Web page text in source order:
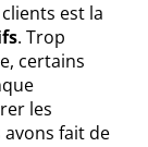
est la
. Trop
certains
les
avons fait de